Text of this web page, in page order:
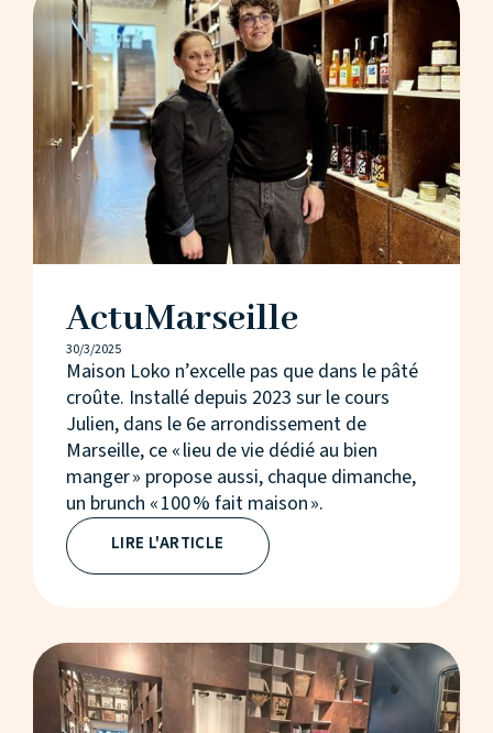
ActuMarseille
30/3/2025
Maison Loko n’excelle pas que dans le pâté
croûte. Installé depuis 2023 sur le cours
Julien, dans le 6e arrondissement de
Marseille, ce « lieu de vie dédié au bien
manger » propose aussi, chaque dimanche,
un brunch « 100 % fait maison ».
LIRE L'ARTICLE